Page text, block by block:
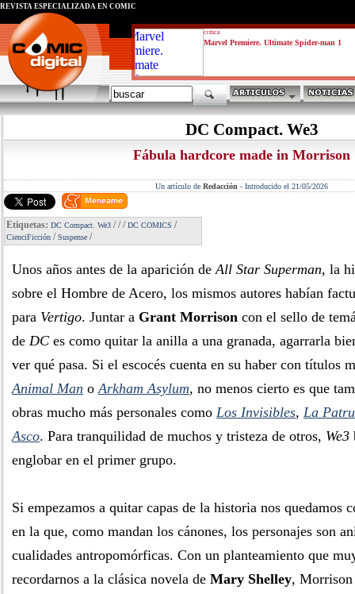
critica
Marvel Premiere. Ultimate Spider-man 1
REVISTA ESPECIALIZADA EN CÓMIC
DC Compact. We3
Fábula hardcore made in Morrison
Un artículo de Redacción - Introducido el 21/05/2026
Etiquetas: DC Compact. We3 ///DC COMICS /
CienciFicción /Suspense /
Unos años antes de la aparición deAll Star Superman, la
sobre el Hombre de Acero, los mismos autores habían
para Vertigo. Juntar a Grant Morrison con el sello de
de DC es como quitar la anilla a una granada, agarrarla
ver qué pasa. Si el escocés cuenta en su haber con títulos
Animal Man oArkham Asylum, no menos cierto es que
obras mucho más personales como Los Invisibles, La
Asco. Para tranquilidad de muchos y tristeza de otros, We3
englobar en el primer grupo.
Si empezamos a quitar capas de la historia nos quedamos
en la que, como mandan los cánones, los personajes son
cualidades antropomórficas. Con un planteamiento que
recordarnos a la clásica novela de Mary Shelley, Morrison